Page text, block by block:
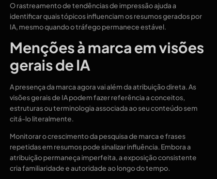
O rastreamento de tendências de impressão ajuda a
identificar quais tópicos influenciam os resumos gerados por
IA, mesmo quando o tráfego permanece estável.
Menções à marca em visões
gerais de IA
A presença da marca agora vai além da atribuição direta. As
visões gerais de IA podem fazer referência a conceitos,
estruturas ou terminologia associada ao seu conteúdo sem
citá-lo literalmente.
Monitorar o crescimento da pesquisa de marca e frases
repetidas em resumos pode sinalizar influência. Embora a
atribuição permaneça imperfeita, a exposição consistente
cria familiaridade e autoridade ao longo do tempo.